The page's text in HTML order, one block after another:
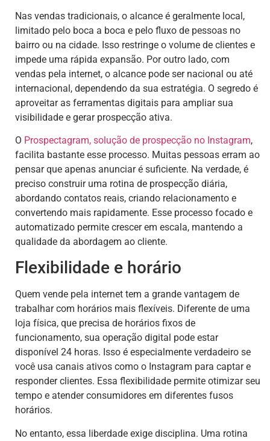
Nas vendas tradicionais, o alcance é geralmente local,
limitado pelo boca a boca e pelo fluxo de pessoas no
bairro ou na cidade. Isso restringe o volume de clientes e
impede uma rápida expansão. Por outro lado, com
vendas pela internet, o alcance pode ser nacional ou até
internacional, dependendo da sua estratégia. O segredo é
aproveitar as ferramentas digitais para ampliar sua
visibilidade e gerar prospecção ativa.
O Prospectagram, solução de prospecção no Instagram,
facilita bastante esse processo. Muitas pessoas erram ao
pensar que apenas anunciar é suficiente. Na verdade, é
preciso construir uma rotina de prospecção diária,
abordando contatos reais, criando relacionamento e
convertendo mais rapidamente. Esse processo focado e
automatizado permite crescer em escala, mantendo a
qualidade da abordagem ao cliente.
Flexibilidade e horário
Quem vende pela internet tem a grande vantagem de
trabalhar com horários mais flexíveis. Diferente de uma
loja física, que precisa de horários fixos de
funcionamento, sua operação digital pode estar
disponível 24 horas. Isso é especialmente verdadeiro se
você usa canais ativos como o Instagram para captar e
responder clientes. Essa flexibilidade permite otimizar seu
tempo e atender consumidores em diferentes fusos
horários.
No entanto, essa liberdade exige disciplina. Uma rotina